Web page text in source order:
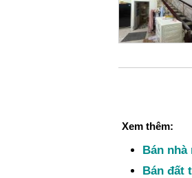
Xem thêm:
Bán
Bán đất